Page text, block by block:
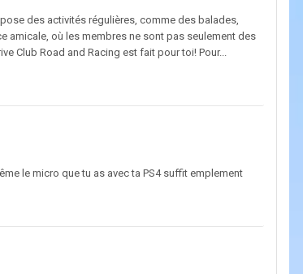
des activités régulières, comme des balades,
amicale, où les membres ne sont pas seulement des
Club Road and Racing est fait pour toi! Pour...
le micro que tu as avec ta PS4 suffit emplement